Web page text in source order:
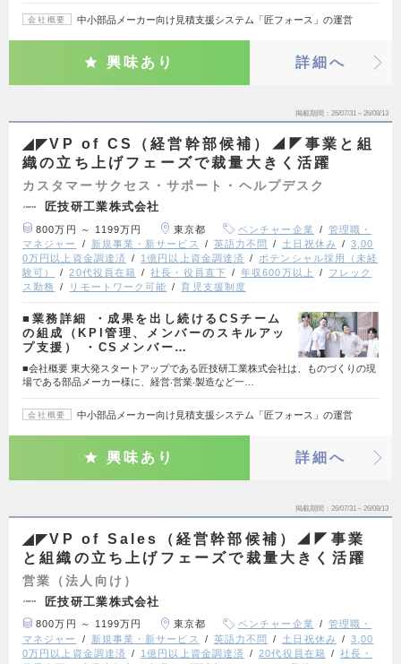
会社概要 中小部品メーカー向け見積支援システム「匠フォース」の運営
興味あり 詳細へ
掲載期間 26/07/31～26/08/13
◢◤VP of CS（経営幹部候補）◢◤事業と組
織の立ち上げフェーズで裁量大きく活躍
カスタマーサクセス・サポート・ヘルプデスク
匠技研工業株式会社
800万円 ～ 1199万円 東京都 ベンチャー企業
管理職・
マネジャー
新規事業・新サービス 英語力不問 土日祝休み
3,00
0万円以上資金調達済
1億円以上資金調達済
ポテンシャル採用（未経
験可）
20代役員在籍 社長・役員直下 年収600万以上
フレック
ス勤務
リモートワーク可能 育児支援制度
■業務詳細 ・成果を出し続けるCSチーム
の組成（KPI管理、メンバーのスキルアッ
プ支援） ・CSメンバー…
■会社概要 東⼤発スタートアップである匠技研⼯業株式会社は、ものづくりの現
場である部品メーカー様に、経営‧営業‧製造など⼀…
会社概要 中小部品メーカー向け見積支援システム「匠フォース」の運営
興味あり 詳細へ
掲載期間 26/07/31～26/08/13
◢◤VP of Sales（経営幹部候補）◢◤事業
と組織の立ち上げフェーズで裁量大きく活躍
営業（法人向け）
匠技研工業株式会社
800万円 ～ 1199万円 東京都 ベンチャー企業
管理職・
マネジャー
新規事業・新サービス 英語力不問 土日祝休み
3,00
0万円以上資金調達済
1億円以上資金調達済 20代役員在籍
社長・